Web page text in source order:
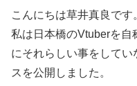
こんにちは草井真良です
私は日本橋のVtuberを自
にそれらしい事をして
スを公開しました。